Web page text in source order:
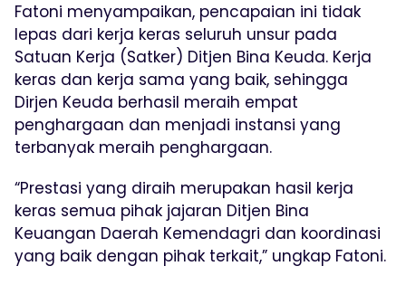
Fatoni menyampaikan, pencapaian ini tidak
lepas dari kerja keras seluruh unsur pada
Satuan Kerja (Satker) Ditjen Bina Keuda. Kerja
keras dan kerja sama yang baik, sehingga
Dirjen Keuda berhasil meraih empat
penghargaan dan menjadi instansi yang
terbanyak meraih penghargaan.
“Prestasi yang diraih merupakan hasil kerja
keras semua pihak jajaran Ditjen Bina
Keuangan Daerah Kemendagri dan koordinasi
yang baik dengan pihak terkait,” ungkap Fatoni.